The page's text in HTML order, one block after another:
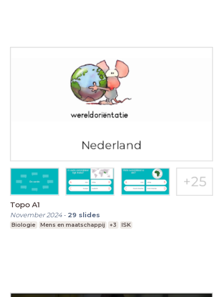
Topo A1
November 2024- 29 slides
Biologie Mens en maatschappij +3 ISK